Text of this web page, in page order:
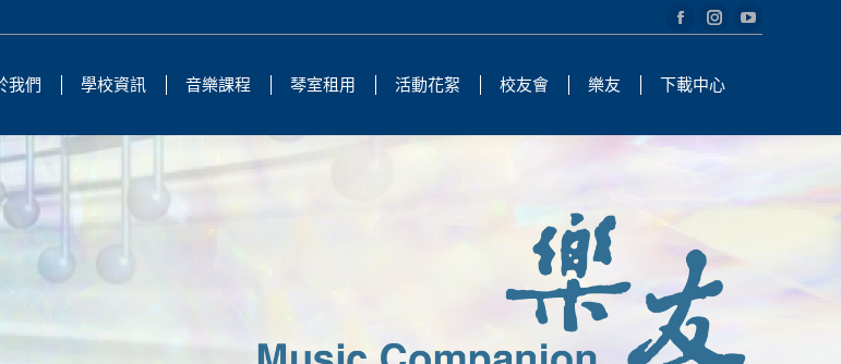
Facebook
opens
Instagram
opens
YouTube
我們 學校資訊 音樂課程 琴室租用 活動花絮 校友會 樂友 下載中心